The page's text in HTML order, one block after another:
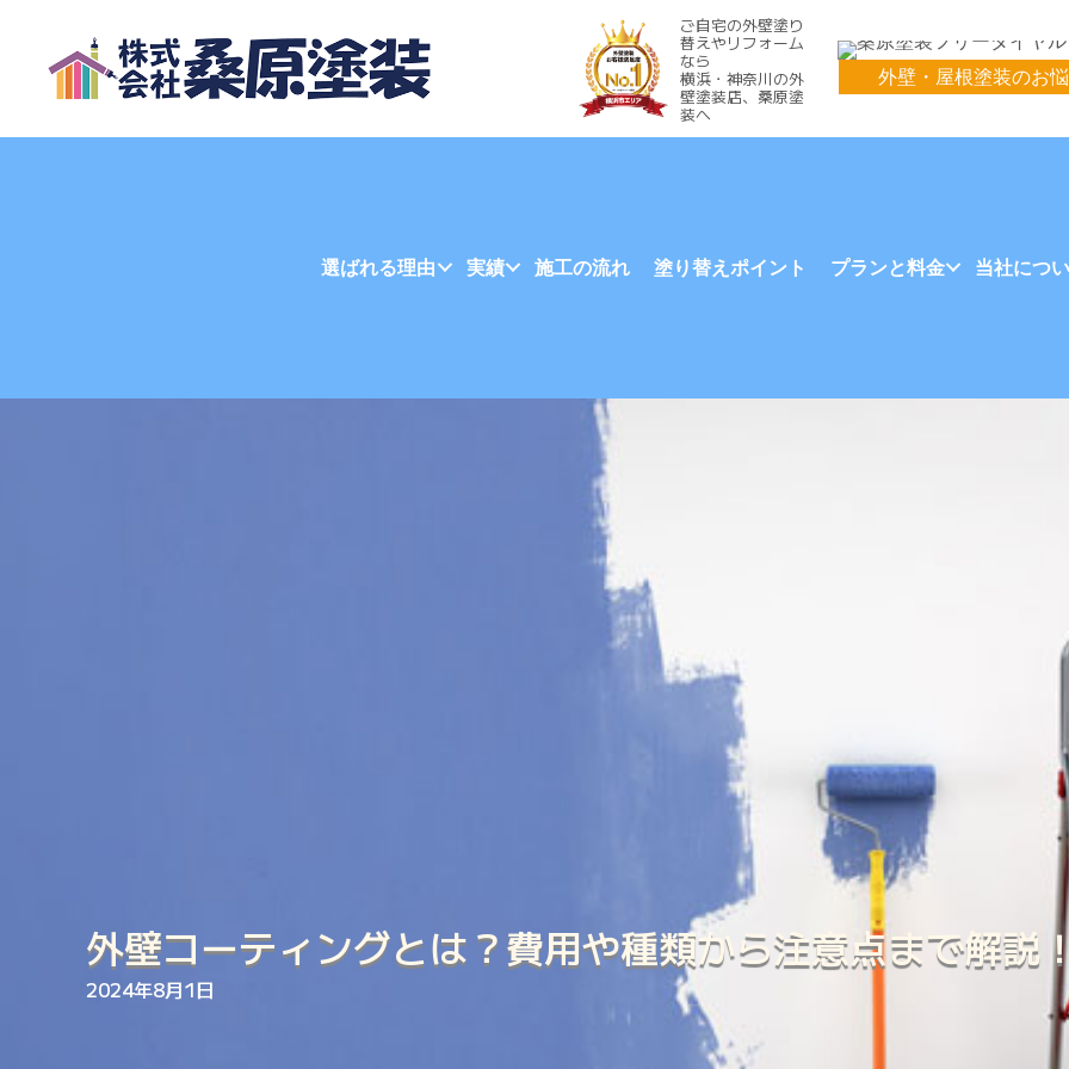
ご自宅の外壁塗り
替えやリフォーム
なら
横浜・神奈川の外
壁塗装店、桑原塗
装へ
外壁・屋根塗装のお
選ばれる理由 実績 施工の流れ 塗り替えポイント プランと料金 当社につ
外壁コーティングとは？費用や種類から注意点まで解説
2024年8月1日